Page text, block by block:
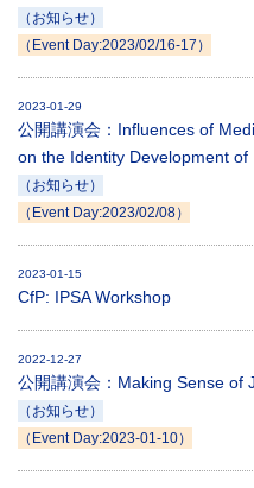
（お知らせ）
（Event Day:2023/02/16-17）
2023-01-29
公開講演会：Influences of
on the Identity Development
（お知らせ）
（Event Day:2023/02/08）
2023-01-15
CfP: IPSA Workshop
2022-12-27
公開講演会：Making Sense of
（お知らせ）
（Event Day:2023-01-10）